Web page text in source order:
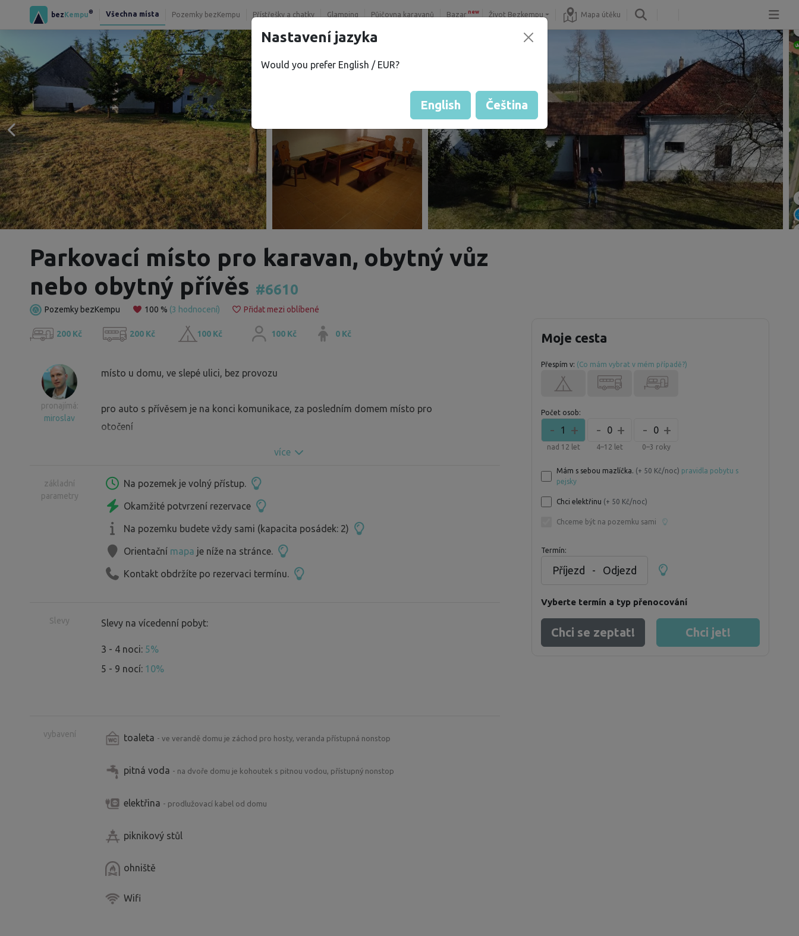
bezKempu® Všechna místa Pozemky bezKempu Přístřešky a chatky Glamping Půjčovna karavanů Bazar new Život Bezkempu Mapa útěku
Parkovací místo pro karavan, obytný vůz
nebo obytný přívěs #6610
Pozemky bezKempu 100 % (3 hodnocení) Přidat mezi oblíbené
200 Kč 200 Kč 100 Kč 100 Kč 0 Kč
pronajímá:
miroslav
místo u domu, ve slepé ulici, bez provozu
pro auto s přívěsem je na konci komunikace, za posledním domem místo pro
otočení
více
základní
parametry
Na pozemek je volný přístup.
Okamžité potvrzení rezervace
Na pozemku budete vždy sami (kapacita posádek: 2)
Orientační mapa je níže na stránce.
Kontakt obdržíte po rezervaci termínu.
Slevy Slevy na vícedenní pobyt:
3 - 4 noci: 5%
5 - 9 nocí: 10%
vybavení toaleta - ve verandě domu je záchod pro hosty, veranda přístupná nonstop
pitná voda - na dvoře domu je kohoutek s pitnou vodou, přístupný nonstop
elektřina - prodlužovací kabel od domu
piknikový stůl
ohniště
Wifi
Moje cesta
Přespím v: (Co mám vybrat v mém případě?)
Počet osob:
- +
1
nad 12 let
- +
0
4–12 let
- +
0
0–3 roky
Mám s sebou mazlíčka. (+ 50 Kč/noc) pravidla pobytu s
pejsky
Chci elektřinu (+ 50 Kč/noc)
Chceme být na pozemku sami
Termín:
Příjezd - Odjezd
Vyberte termín a typ přenocování
Chci se zeptat! Chci jet!
Nastavení jazyka
Would you prefer English / EUR?
English Čeština